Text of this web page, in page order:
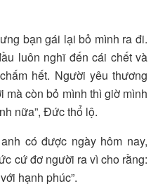
bạn gái lại bỏ mình ra đi.
luôn nghĩ đến cái chết và
hết. Người yêu thương
còn bỏ mình thì giờ mình
nữa”, Đức thổ lộ.
có được ngày hôm nay,
cứ đơ người ra vì cho rằng:
hạnh phúc”.